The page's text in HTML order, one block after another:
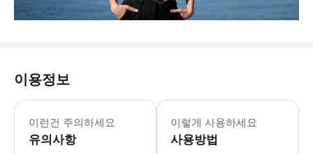
이용정보
이런건 주의하세요
유의사항
이렇게 사용하세요
사용방법